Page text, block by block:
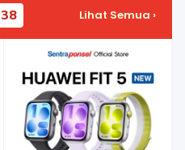
37 Lihat Semua ›